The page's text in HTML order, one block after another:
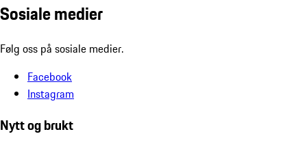
Sosiale medier
Følg oss på sosiale medier.
Facebook
Instagram
Nytt og brukt